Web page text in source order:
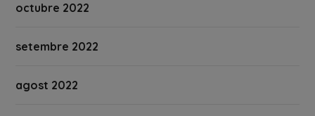
octubre 2022
setembre 2022
agost 2022